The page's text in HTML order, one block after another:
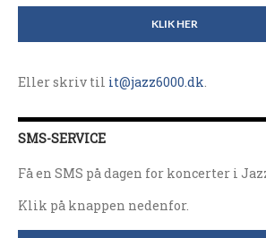
KLIK HER
Eller skriv til it@jazz6000.dk
SMS-SERVICE
Få en SMS på dagen for koncerter i
Klik på knappen nedenfor.